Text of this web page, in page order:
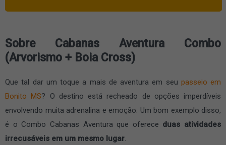
Sobre Cabanas Aventura Combo
(Arvorismo + Boia Cross)
Que tal dar um toque a mais de aventura em seu passeio em
Bonito MS? O destino está recheado de opções imperdíveis
envolvendo muita adrenalina e emoção. Um bom exemplo disso,
é o Combo Cabanas Aventura que oferece duas atividades
irrecusáveis em um mesmo lugar